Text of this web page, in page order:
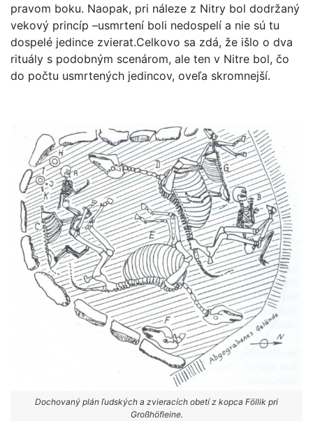
pravom boku. Naopak, pri náleze z Nitry bol dodržaný
vekový princíp –usmrtení boli nedospelí a nie sú tu
dospelé jedince zvierat.Celkovo sa zdá, že išlo o dva
rituály s podobným scenárom, ale ten v Nitre bol, čo
do počtu usmrtených jedincov, oveľa skromnejší.
Dochovaný plán ľudských a zvieracích obetí z kopca Föllik pri
Großhöfleine.